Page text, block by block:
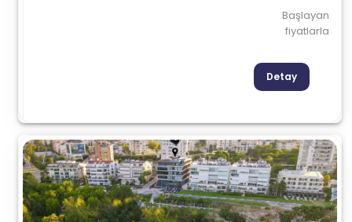
Başlayan
fiyatlarla
Detay